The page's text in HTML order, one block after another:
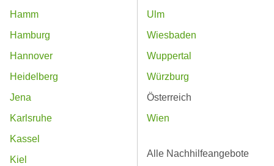
Hamm
Hamburg
Hannover
Heidelberg
Jena
Karlsruhe
Kassel
Kiel
Ulm
Wiesbaden
Wuppertal
Würzburg
Österreich
Wien
Alle Nachhilfeangebote